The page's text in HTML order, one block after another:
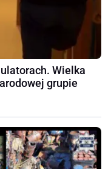
Wielka
grupie